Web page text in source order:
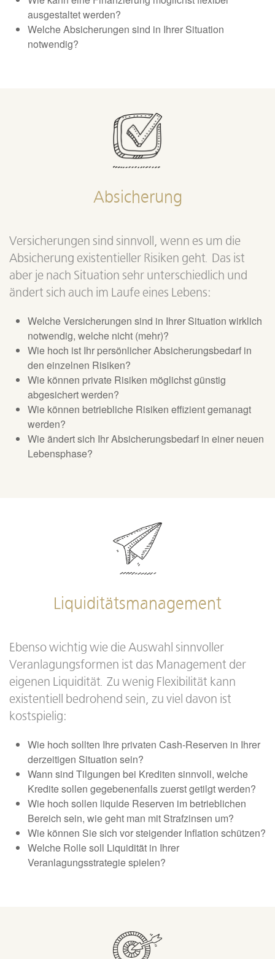
ausgestaltet werden?
Welche Absicherungen sind in Ihrer Situation
notwendig?
Absicherung
Versicherungen sind sinnvoll, wenn es um die
Absicherung existentieller Risiken geht. Das ist
aber je nach Situation sehr unterschiedlich und
ändert sich auch im Laufe eines Lebens:
Welche Versicherungen sind in Ihrer Situation wirklich
notwendig, welche nicht (mehr)?
Wie hoch ist Ihr persönlicher Absicherungsbedarf in
den einzelnen Risiken?
Wie können private Risiken möglichst günstig
abgesichert werden?
Wie können betriebliche Risiken effizient gemanagt
werden?
Wie ändert sich Ihr Absicherungsbedarf in einer neuen
Lebensphase?
Liquiditätsmanagement
Ebenso wichtig wie die Auswahl sinnvoller
Veranlagungsformen ist das Management der
eigenen Liquidität. Zu wenig Flexibilität kann
existentiell bedrohend sein, zu viel davon ist
kostspielig:
Wie hoch sollten Ihre privaten Cash-Reserven in Ihrer
derzeitigen Situation sein?
Wann sind Tilgungen bei Krediten sinnvoll, welche
Kredite sollen gegebenenfalls zuerst getilgt werden?
Wie hoch sollen liquide Reserven im betrieblichen
Bereich sein, wie geht man mit Strafzinsen um?
Wie können Sie sich vor steigender Inflation schützen?
Welche Rolle soll Liquidität in Ihrer
Veranlagungsstrategie spielen?